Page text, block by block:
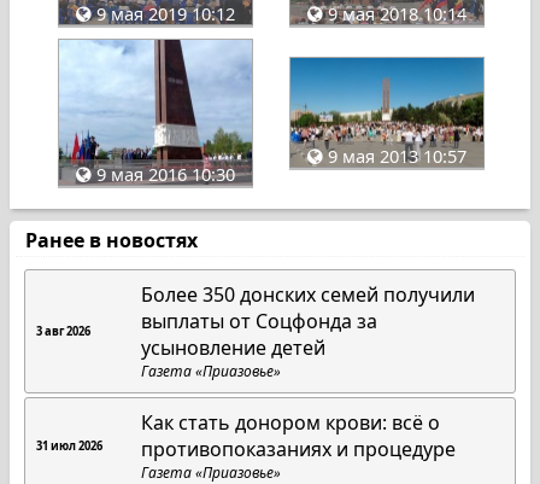
9 мая 2019 10:12 9 мая 2018 10:14
9 мая 2016 10:30
9 мая 2013 10:57
Ранее в новостях
3 авг 2026
Более 350 донских семей получили
выплаты от Соцфонда за
усыновление детей
Газета «Приазовье»
31 июл 2026
Как стать донором крови: всё о
противопоказаниях и процедуре
Газета «Приазовье»